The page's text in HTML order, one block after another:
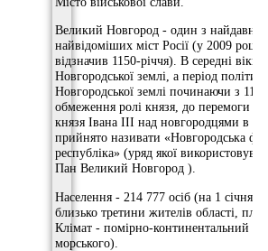
Великий Новгород - один з
найвідоміших міст Росії (у 2009 році
відзначив 1150-річчя). В середні віки
Новгородської землі, а період
Новгородської землі починаючи з 1136
обмеження ролі князя, до перемоги
князя Івана III над новгородцями в
прийнято називати «Новгородська
республіка» (уряд якої
Пан Великий Новгород ).
Населення - 214 777 осіб (на 1 січня
близько третини жителів області,
Клімат - помірно-континентальний
морського).